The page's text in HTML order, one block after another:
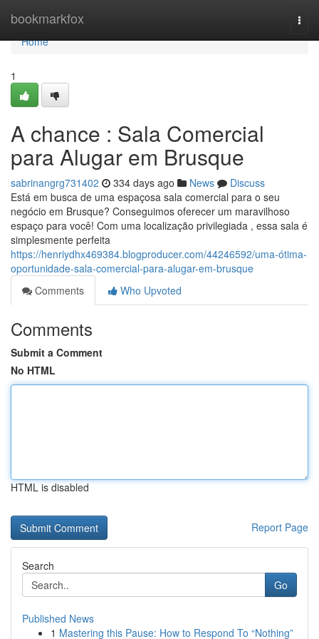
bookmarkfox
Home
Home
1
A chance : Sala Comercial
para Alugar em Brusque
sabrinangrg731402 334 days ago News
Discuss
Está em busca de uma espaçosa sala comercial para o seu
negócio em Brusque? Conseguimos oferecer um maravilhoso
espaço para você! Com uma localização privilegiada , essa sala é
simplesmente perfeita
https://henriydhx469384.blogproducer.com/44246592/uma-ótima-
oportunidade-sala-comercial-para-alugar-em-brusque
Comments
Who Upvoted
Comments
Submit a Comment
No HTML
HTML is disabled
Report Page
Search
Go
Published News
1 Mastering this Pause: How to Respond To “Nothing”